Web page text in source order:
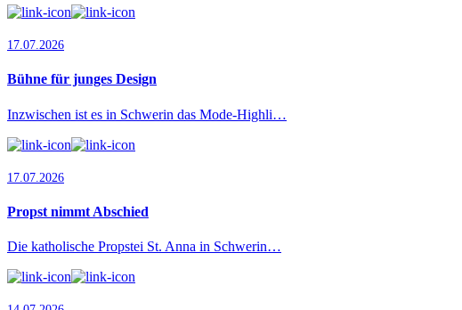
17.07.2026
Bühne für junges Design
Inzwischen ist es in Schwerin das Mode-Highli…
17.07.2026
Propst nimmt Abschied
Die katholische Propstei St. Anna in Schwerin…